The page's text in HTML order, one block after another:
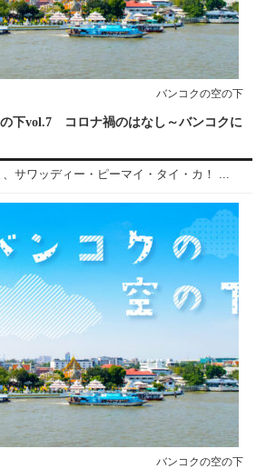
バンコクの空の下
の下vol.7 コロナ禍のはなし～バンコクに
サワッディー・ピーマイ・タイ・カ！ ...
バンコクの空の下